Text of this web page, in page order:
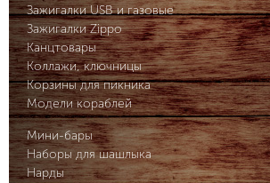
Зажигалки USB и газовые
Зажигалки Zippo
Канцтовары
Коллажи, ключницы
Корзины для пикника
Модели кораблей
Мини-бары
Наборы для шашлыка
Нарды